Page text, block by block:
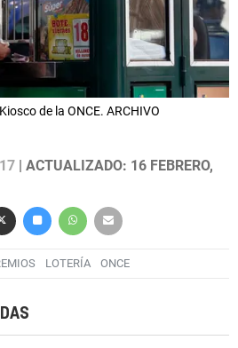
de la ONCE. ARCHIVO
| ACTUALIZADO: 16 FEBRERO,
LOTERÍA ONCE